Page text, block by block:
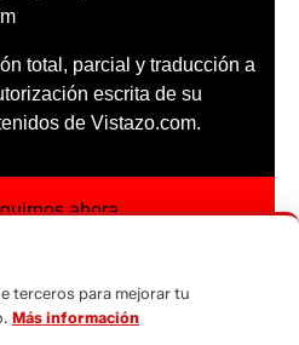
total, parcial y traducción a
escrita de su
de Vistazo.com.
ahora
terceros para mejorar tu
Más información